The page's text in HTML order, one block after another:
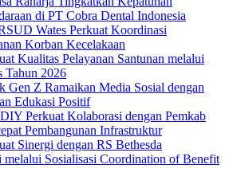
di PT Cobra Dental Indonesia
Wates Perkuat Koordinasi
Korban Kecelakaan
Kualitas Pelayanan Santunan melalui
Tahun 2026
Gen Z Ramaikan Media Sosial dengan
Edukasi Positif
Perkuat Kolaborasi dengan Pemkab
Pembangunan Infrastruktur
Sinergi dengan RS Bethesda
Sosialisasi Coordination of Benefit